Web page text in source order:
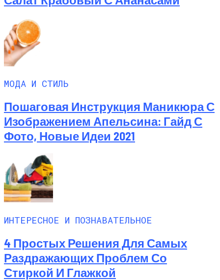
МОДА И СТИЛЬ
Пошаговая Инструкция Маникюра С
Изображением Апельсина: Гайд С
Фото, Новые Идеи 2021
ИНТЕРЕСНОЕ И ПОЗНАВАТЕЛЬНОЕ
4 Простых Решения Для Самых
Раздражающих Проблем Со
Стиркой И Глажкой